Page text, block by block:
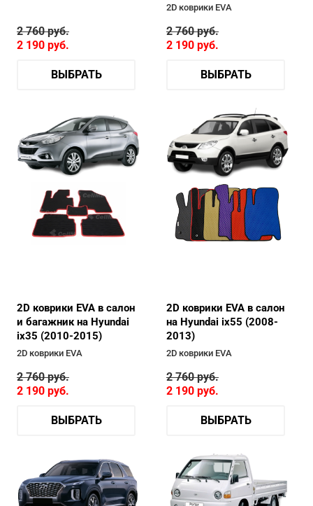
2 760руб.
2 190 руб.
ВЫБРАТЬ
2D коврики EVA
2 760руб.
2 190 руб.
ВЫБРАТЬ
2D коврики EVA в салон
и багажник на Hyundai
ix35 (2010-2015)
2D коврики EVA
2 760руб.
2 190 руб.
ВЫБРАТЬ
2D коврики EVA в салон
на Hyundai ix55 (2008-
2013)
2D коврики EVA
2 760руб.
2 190 руб.
ВЫБРАТЬ